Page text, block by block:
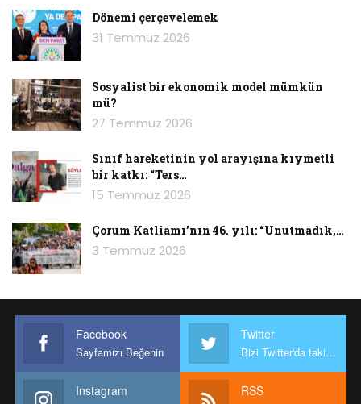
Dönemi çerçevelemek
31 Temmuz 2026
Sosyalist bir ekonomik model mümkün
mü?
27 Temmuz 2026
Sınıf hareketinin yol arayışına kıymetli
bir katkı: “Ters…
15 Temmuz 2026
Çorum Katliamı’nın 46. yılı: “Unutmadık,…
3 Temmuz 2026
Facebook
Sayfamızı Beğenin
Twitter
Bizi Twitter'da takip edin
Instagram RSS